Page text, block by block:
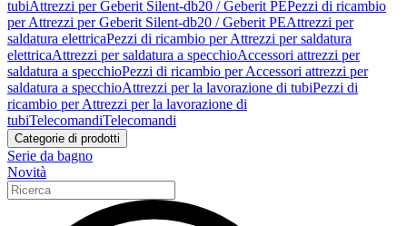
tubiAttrezzi per Geberit Silent-db20 / Geberit PEPezzi di ricambio
per Attrezzi per Geberit Silent-db20 / Geberit PEAttrezzi per
saldatura elettricaPezzi di ricambio per Attrezzi per saldatura
elettricaAttrezzi per saldatura a specchioAccessori attrezzi per
saldatura a specchioPezzi di ricambio per Accessori attrezzi per
saldatura a specchioAttrezzi per la lavorazione di tubiPezzi di
ricambio per Attrezzi per la lavorazione di
tubiTelecomandiTelecomandi
Categorie di prodotti
Serie da bagno
Novità